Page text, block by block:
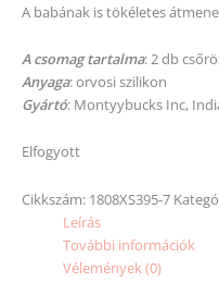
A babának is tökéletes
A csomag tartalma: 2 db
Anyaga: orvosi szilikon
Gyártó: Montyybucks Inc,
Elfogyott
Cikkszám: 1808XS395-7
Leírás
További információk
Vélemények (0)